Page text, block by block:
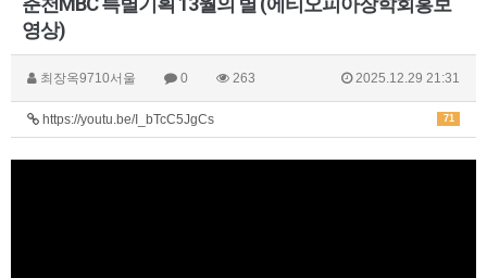
영상)
최장옥9710서울 0 263 2025.12.29 21:31
71
https://youtu.be/I_bTcC5JgCs